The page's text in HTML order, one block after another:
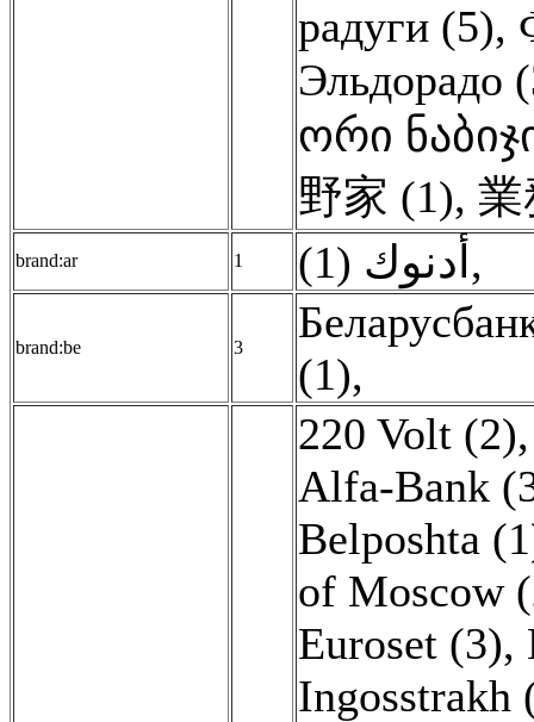
радуги (5),
Эльдорадо
ორი
野家 (1), 業
brand:ar 1 أدنوك (1) ,
brand:be 3
(1),
220 Volt (2)
Alfa-Bank
Belposhta
of Moscow
Euroset (3),
Ingosstrakh